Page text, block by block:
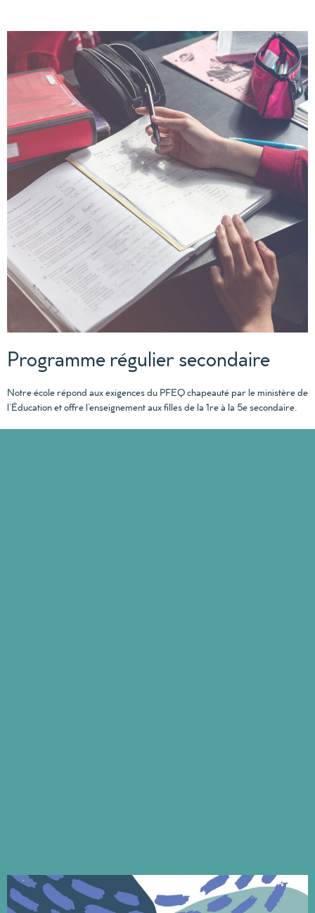
Programme régulier secondaire
Notre école répond aux exigences du PFEQ chapeauté par le ministère de
l’Éducation et offre l’enseignement aux filles de la 1re à la 5e secondaire.